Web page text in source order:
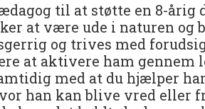
til at støtte en 8-årig
at være ude i naturen og
og trives med
at aktivere ham gennem
med at du hjælper
han kan blive vred eller